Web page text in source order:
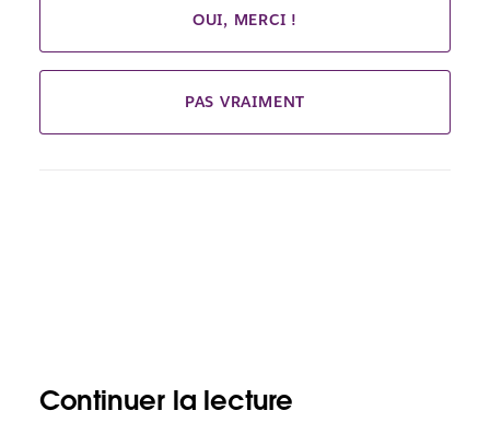
OUI, MERCI !
PAS VRAIMENT
Continuer la lecture